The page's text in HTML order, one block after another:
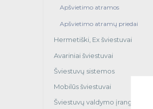
Apšvietimo atramos
Apšvietimo atramų priedai
Hermetiški, Ex šviestuvai
Avariniai šviestuvai
Šviestuvų sistemos
Mobilūs šviestuvai
Šviestuvų valdymo įranga